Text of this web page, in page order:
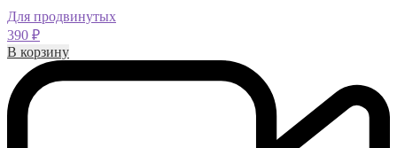
Для продвинутых
390 ₽
В корзину